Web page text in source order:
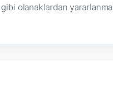
olanaklardan